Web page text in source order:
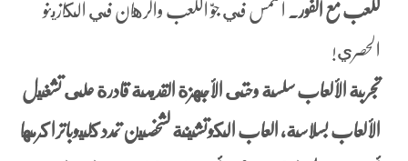
للعب مع الفور. انغمس في جوّ اللعب والرهان في الكازينو
الحصري!
تجربة الألعاب سلسة وحتى الأجهزة القديمة قادرة على تشغيل
الألعاب بسلاسة، العاب الكوتشينة لشخصين تمدد كليوباترا كرمها